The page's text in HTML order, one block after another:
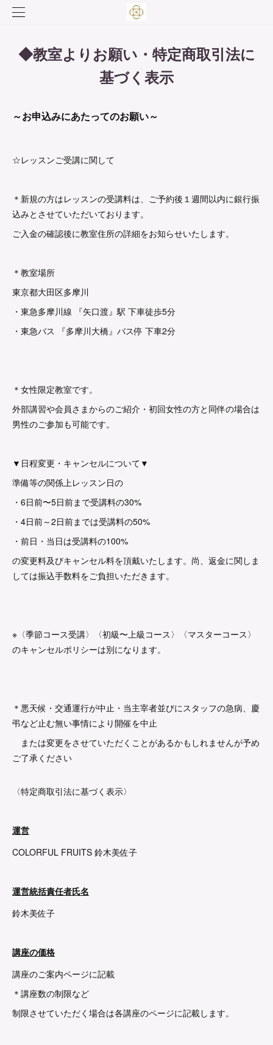
◆教室よりお願い・特定商取引法に
基づく表示
～お申込みにあたってのお願い～
☆レッスンご受講に関して
＊新規の方はレッスンの受講料は、ご予約後１週間以内に銀行振
込みとさせていただいております。
ご入金の確認後に教室住所の詳細をお知らせいたします。
＊教室場所
東京都大田区多摩川
・東急多摩川線 『矢口渡』駅 下車徒歩5分
・東急バス 『多摩川大橋』バス停 下車2分
＊女性限定教室です。
外部講習や会員さまからのご紹介・初回女性の方と同伴の場合は
男性のご参加も可能です。
▼日程変更・キャンセルについて▼
準備等の関係上レッスン日の
・6日前〜5日前まで受講料の30%
・4日前～2日前までは受講料の50%
・前日・当日は受講料の100%
の変更料及びキャンセル料を頂戴いたします。尚、返金に関しま
しては振込手数料をご負担いただきます。
※〈季節コース受講〉〈初級〜上級コース〉〈マスターコース〉
のキャンセルポリシーは別になります。
＊悪天候・交通運行が中止・当主宰者並びにスタッフの急病、慶
弔など止む無い事情により開催を中止
または変更をさせていただくことがあるかもしれませんが予め
ご了承ください
〈特定商取引法に基づく表示〉
運営
COLORFUL FRUITS 鈴木美佐子
運営統括責任者氏名
鈴木美佐子
講座の価格
講座のご案内ページに記載
＊講座数の制限など
制限させていただく場合は各講座のページに記載します。